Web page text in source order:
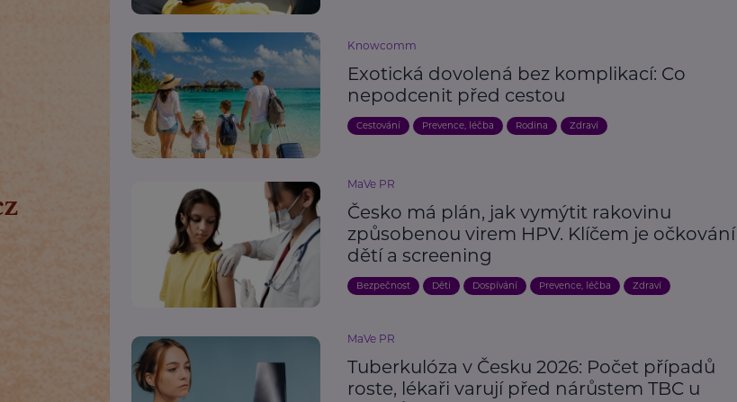
Knowcomm
Exotická dovolená bez komplikací: Co
nepodcenit před cestou
Cestování Prevence, léčba Rodina Zdraví
MaVe PR
Česko má plán, jak vymýtit rakovinu
způsobenou virem HPV. Klíčem je očkování
dětí a screening
Bezpečnost Děti Dospívání Prevence, léčba Zdraví
MaVe PR
Tuberkulóza v Česku 2026: Počet případů
roste, lékaři varují před nárůstem TBC u